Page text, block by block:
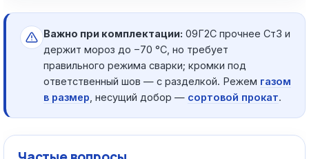
Важно при комплектации: 09Г2С прочнее Ст3 и
держит мороз до −70 °C, но требует
правильного режима сварки; кромки под
ответственный шов — с разделкой. Режем газом
в размер , несущий добор — сортовой прокат.